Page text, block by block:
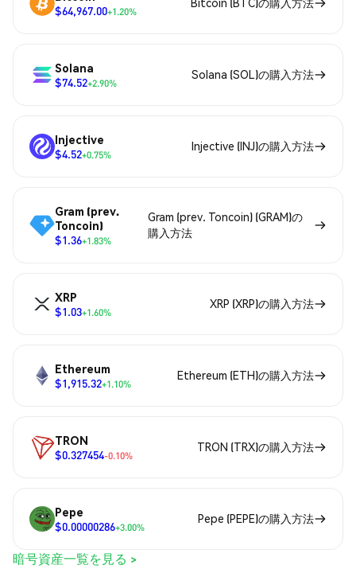
$64,967.00+1.20%
Solana
$74.52+2.90%
Solana (SOL)の購入方法
Injective
$4.52+0.75%
Injective (INJ)の購入方法
Gram (prev.
Toncoin)
$1.36+1.83%
Gram (prev. Toncoin) (GRAM)の
購入方法
XRP
$1.03+1.60%
XRP (XRP)の購入方法
Ethereum
$1,915.32+1.10%
Ethereum (ETH)の購入方法
TRON
$0.327454-0.10%
TRON (TRX)の購入方法
Pepe
$0.00000286+3.00%
Pepe (PEPE)の購入方法
暗号資産一覧を見る >